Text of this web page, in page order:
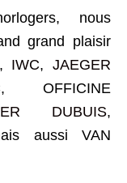
nous
grand plaisir
IWC,JAEGER
OFFICINE
DUBUIS,
aussi VAN